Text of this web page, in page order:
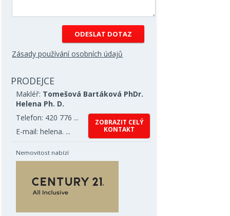
Zásady používání osobních údajů
PRODEJCE
Makléř: Tomešová Bartáková PhDr.
Helena Ph. D.
Telefon: 420 776 ...
E-mail: helena. ...
ZOBRAZIT CELÝ
KONTAKT
Nemovitost nabízí